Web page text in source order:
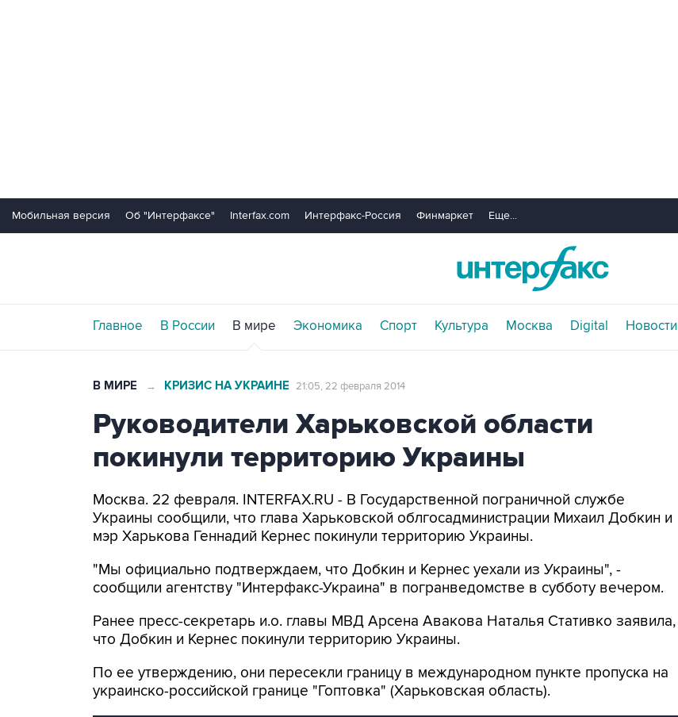
Мобильная версия Об "Интерфаксе" Interfax.com Интерфакс-Россия Финмаркет Еще...
Главное В России В мире Экономика Спорт Культура Москва Digital Новости
В МИРЕ → КРИЗИС НА УКРАИНЕ 21:05, 22 февраля 2014
Руководители Харьковской области
покинули территорию Украины
Москва. 22 февраля. INTERFAX.RU - В Государственной пограничной службе
Украины сообщили, что глава Харьковской облгосадминистрации Михаил Добкин и
мэр Харькова Геннадий Кернес покинули территорию Украины.
"Мы официально подтверждаем, что Добкин и Кернес уехали из Украины", -
сообщили агентству "Интерфакс-Украина" в погранведомстве в субботу вечером.
Ранее пресс-секретарь и.о. главы МВД Арсена Авакова Наталья Стативко заявила,
что Добкин и Кернес покинули территорию Украины.
По ее утверждению, они пересекли границу в международном пункте пропуска на
украинско-российской границе "Гоптовка" (Харьковская область).